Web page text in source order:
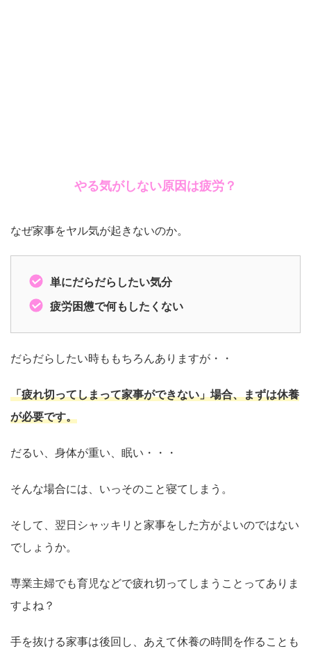
やる気がしない原因は疲労？
なぜ家事をヤル気が起きないのか。
単にだらだらしたい気分
疲労困憊で何もしたくない
だらだらしたい時ももちろんありますが・・
「疲れ切ってしまって家事ができない」場合、まずは休養
が必要です。
だるい、身体が重い、眠い・・・
そんな場合には、いっそのこと寝てしまう。
そして、翌日シャッキリと家事をした方がよいのではない
でしょうか。
専業主婦でも育児などで疲れ切ってしまうことってありま
すよね？
手を抜ける家事は後回し、あえて休養の時間を作ることも